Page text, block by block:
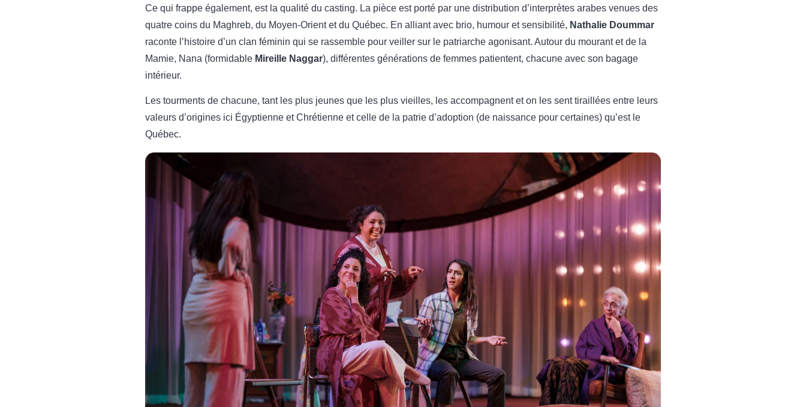
Ce qui frappe également, est la qualité du casting. La pièce est porté par une distribution d’interprètes arabes venues des
quatre coins du Maghreb, du Moyen-Orient et du Québec. En alliant avec brio, humour et sensibilité, Nathalie Doummar
raconte l’histoire d’un clan féminin qui se rassemble pour veiller sur le patriarche agonisant. Autour du mourant et de la
Mamie, Nana (formidable Mireille Naggar), différentes générations de femmes patientent, chacune avec son bagage
intérieur.
Les tourments de chacune, tant les plus jeunes que les plus vieilles, les accompagnent et on les sent tiraillées entre leurs
valeurs d’origines ici Égyptienne et Chrétienne et celle de la patrie d’adoption (de naissance pour certaines) qu’est le
Québec.